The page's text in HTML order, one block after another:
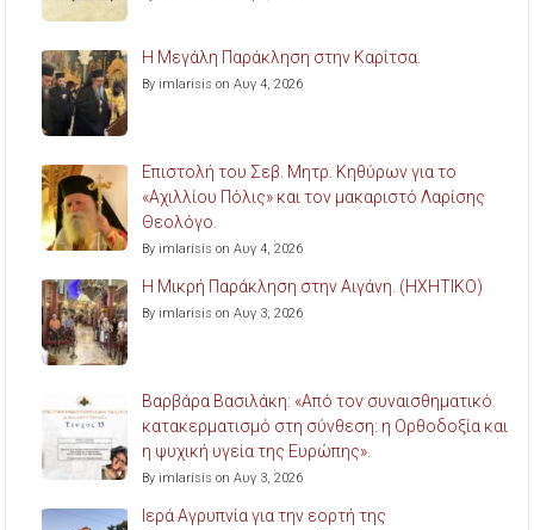
Η Μεγάλη Παράκληση στην Καρίτσα.
By imlarisis on Αυγ 4, 2026
Επιστολή του Σεβ. Μητρ. Κηθύρων για το
«Αχιλλίου Πόλις» και τον μακαριστό Λαρίσης
Θεολόγο.
By imlarisis on Αυγ 4, 2026
Η Μικρή Παράκληση στην Αιγάνη. (ΗΧΗΤΙΚΟ)
By imlarisis on Αυγ 3, 2026
Βαρβάρα Βασιλάκη: «Από τον συναισθηματικό
κατακερματισμό στη σύνθεση: η Ορθοδοξία και
η ψυχική υγεία της Ευρώπης».
By imlarisis on Αυγ 3, 2026
Ιερά Αγρυπνία για την εορτή της